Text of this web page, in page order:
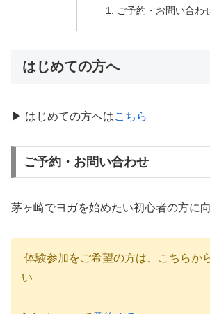
ご予約・お問い合わ
はじめての方へ
▶ はじめての方へはこちら
ご予約・お問い合わせ
茅ヶ崎でヨガを始めたい初心者の方に
体験参加をご希望の方は、こちらか
い